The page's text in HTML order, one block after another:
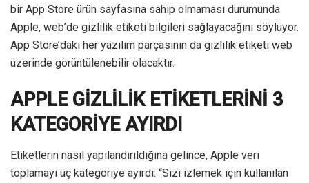
bir App Store ürün sayfasına sahip olmaması durumunda
Apple, web’de gizlilik etiketi bilgileri sağlayacağını söylüyor.
App Store’daki her yazılım parçasının da gizlilik etiketi web
üzerinde görüntülenebilir olacaktır.
APPLE GİZLİLİK ETİKETLERİNİ 3
KATEGORİYE AYIRDI
Etiketlerin nasıl yapılandırıldığına gelince, Apple veri
toplamayı üç kategoriye ayırdı: “Sizi izlemek için kullanılan